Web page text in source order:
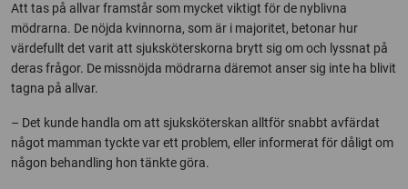
Att tas på allvar framstår som mycket viktigt för de nyblivna
mödrarna. De nöjda kvinnorna, som är i majoritet, betonar hur
värdefullt det varit att sjuksköterskorna brytt sig om och lyssnat på
deras frågor. De missnöjda mödrarna däremot anser sig inte ha blivit
tagna på allvar.
– Det kunde handla om att sjuksköterskan alltför snabbt avfärdat
något mamman tyckte var ett problem, eller informerat för dåligt om
någon behandling hon tänkte göra.